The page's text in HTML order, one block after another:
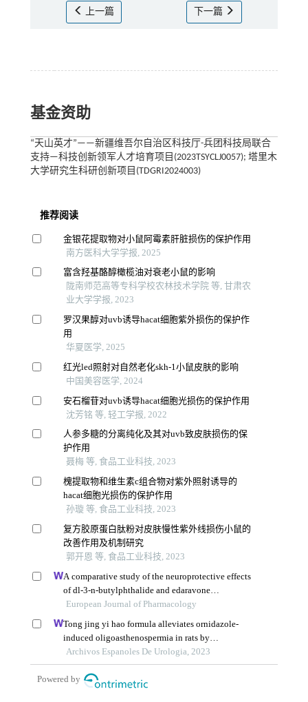
上一篇 下一篇
基金资助
“天山英才”——新疆维吾尔自治区科技厅-兵团科技局联合
支持—科技创新领军人才培育项目(2023TSYCLJ0057); 塔里木
大学研究生科研创新项目(TDGRI2024003)